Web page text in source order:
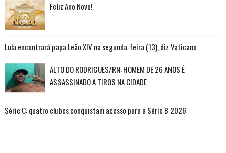
Feliz Ano Novo!
Lula encontrará papa Leão XIV na segunda-feira (13), diz Vaticano
ALTO DO RODRIGUES/RN: HOMEM DE 26 ANOS É
ASSASSINADO A TIROS NA CIDADE
Série C: quatro clubes conquistam acesso para a Série B 2026